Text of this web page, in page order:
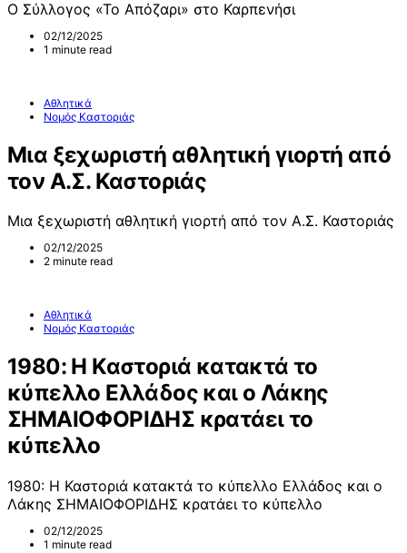
Ο Σύλλογος «Το Απόζαρι» στο Καρπενήσι
02/12/2025
1 minute read
Αθλητικά
Νομός Καστοριάς
Μια ξεχωριστή αθλητική γιορτή από
τον Α.Σ. Καστοριάς
Μια ξεχωριστή αθλητική γιορτή από τον Α.Σ. Καστοριάς
02/12/2025
2 minute read
Αθλητικά
Νομός Καστοριάς
1980: Η Καστοριά κατακτά το
κύπελλο Ελλάδος και ο Λάκης
ΣΗΜΑΙΟΦΟΡΙΔΗΣ κρατάει το
κύπελλο
1980: Η Καστοριά κατακτά το κύπελλο Ελλάδος και ο
Λάκης ΣΗΜΑΙΟΦΟΡΙΔΗΣ κρατάει το κύπελλο
02/12/2025
1 minute read